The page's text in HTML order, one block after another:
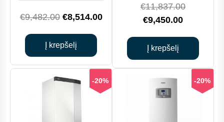
€9,482.00 Original
was:
€9,482.00.
€8,514.00Current
€8,514.00.
Į krepšelį
€11,837.00Original
€9,450.00Current
Į krepšelį
-20% -20%